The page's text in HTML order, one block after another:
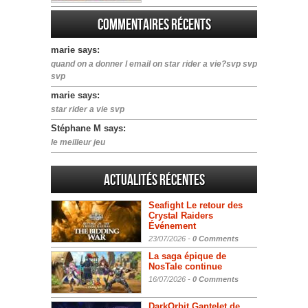
Commentaires récents
marie says:
quand on a donner l email on star rider a vie?svp svp
svp
marie says:
star rider a vie svp
Stéphane M says:
le meilleur jeu
Actualités Récentes
Seafight Le retour des
Crystal Raiders
Événement
23/07/2026 - 0 Comments
La saga épique de
NosTale continue
16/07/2026 - 0 Comments